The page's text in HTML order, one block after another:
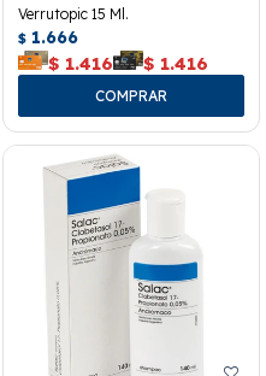
Verrutopic 15 Ml.
$ 1.666
$ 1.416 $ 1.416